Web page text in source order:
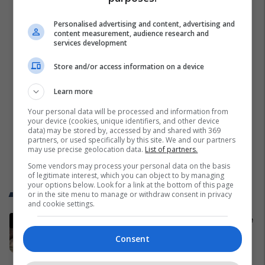
Trend Telegrafi
Ukrainasit i kapin ushtarët rusë në
befasi, ishin duke fjetur në
Evropa
Personalised advertising and content, advertising and
content measurement, audience research and
services development
Store and/or access information on a device
Learn more
Your personal data will be processed and information from
your device (cookies, unique identifiers, and other device
data) may be stored by, accessed by and shared with 369
partners, or used specifically by this site. We and our partners
may use precise geolocation data. List of partners.
Some vendors may process your personal data on the basis
of legitimate interest, which you can object to by managing
your options below. Look for a link at the bottom of this page
or in the site menu to manage or withdraw consent in privacy
and cookie settings.
Consent